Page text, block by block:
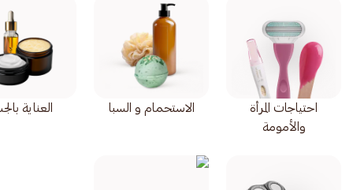
احتياجات المرأة
والأمومة
الاستحمام و السبا العناية